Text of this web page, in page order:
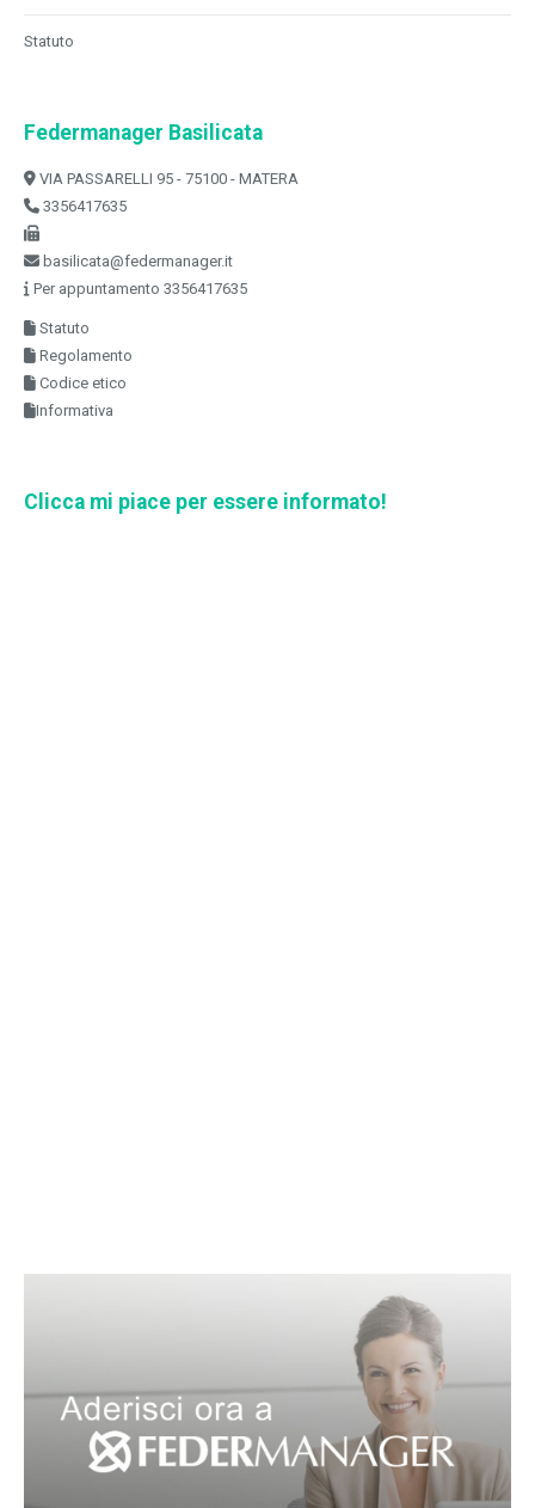
Statuto
Federmanager Basilicata
VIA PASSARELLI 95 - 75100 - MATERA
3356417635
basilicata@federmanager.it
Per appuntamento 3356417635
Statuto
Regolamento
Codice etico
Informativa
Clicca mi piace per essere informato!